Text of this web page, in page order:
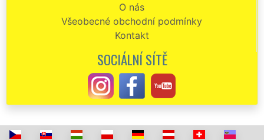
moji starou kuchyňskou linku v Budišově. Celou linku nádherně
rozebrali, zlikvidovali a hned se mi postarali i o nastěhování nové
kuchyňské linky. To, že mi zajistili její odbornou montáž mě velmi mile
překvapilo. Skutečně nabízí parádní služby a servis. Rozhodně
Perfektní spolupráce, naprosto seriózní cena. Vyklízení a likvidace
starého nábytku v Budišově proběhlo naprosto bezchybně. Určitě
budu doporučovat tuto firmu.
O nás
Všeobecné obchodní podmínky
Kontakt
SOCIÁLNÍ SÍTĚ